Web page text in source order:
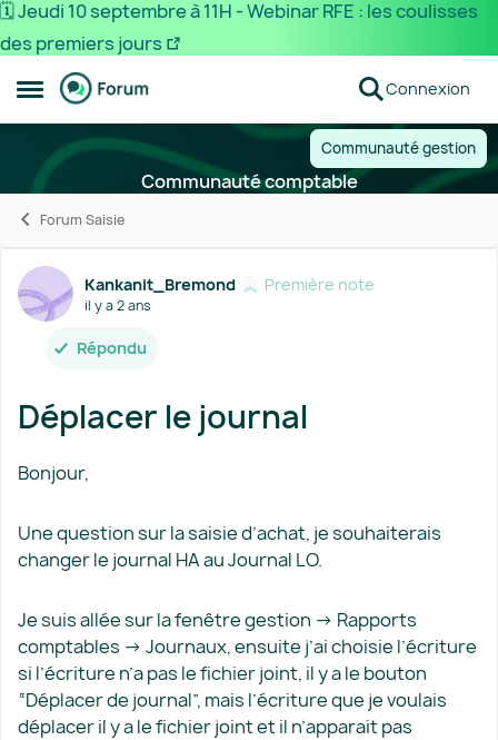
🗓️ Jeudi 10 septembre à 11H - Webinar RFE : les coulisses
des premiers jours
Ouvrir Menu Latéral
Passer au contenu Connexion
Communauté gestion
Communauté comptable
Forum Saisie
Forum Discussion
Kankanit_Bremond Première note
il y a 2 ans
Répondu
Déplacer le journal
Bonjour,
Une question sur la saisie d’achat, je souhaiterais
changer le journal HA au Journal LO.
Je suis allée sur la fenêtre gestion → Rapports
comptables → Journaux, ensuite j’ai choisie l’écriture
si l’écriture n’a pas le fichier joint, il y a le bouton
“Déplacer de journal”, mais l’écriture que je voulais
déplacer il y a le fichier joint et il n’apparait pas